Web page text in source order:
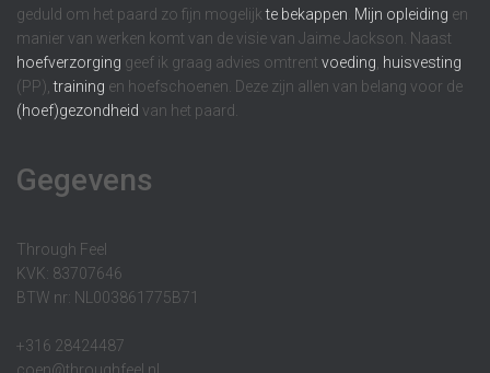
geduld om het paard zo fijn mogelijkte bekappen Mijn opleiding en
manier van werken komt van de visie van Jaime Jackson. Naast
hoefverzorging geef ik graag advies omtrent voeding huisvesting
(PP),training en hoefschoenen. Deze zijn allen van belang voor de
(hoef)gezondheid van het paard.
Gegevens
Through Feel
KVK: 83707646
BTW nr: NL003861775B71
+316 28424487